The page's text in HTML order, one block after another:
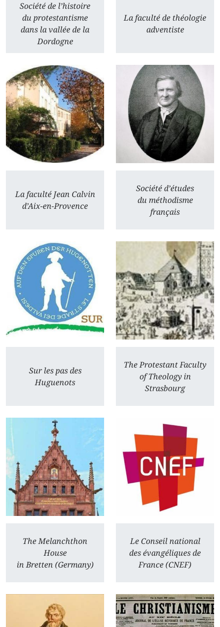
Société de l’histoire
du protestantisme
dans la vallée de la
Dordogne
La faculté de théologie
adventiste
La faculté Jean Calvin
d’Aix-en-Provence
Société d’études
du méthodisme
français
Sur les pas des
Huguenots
The Protestant Faculty
of Theology in
Strasbourg
The Melanchthon
House
in Bretten (Germany)
Le Conseil national
des évangéliques de
France (CNEF)